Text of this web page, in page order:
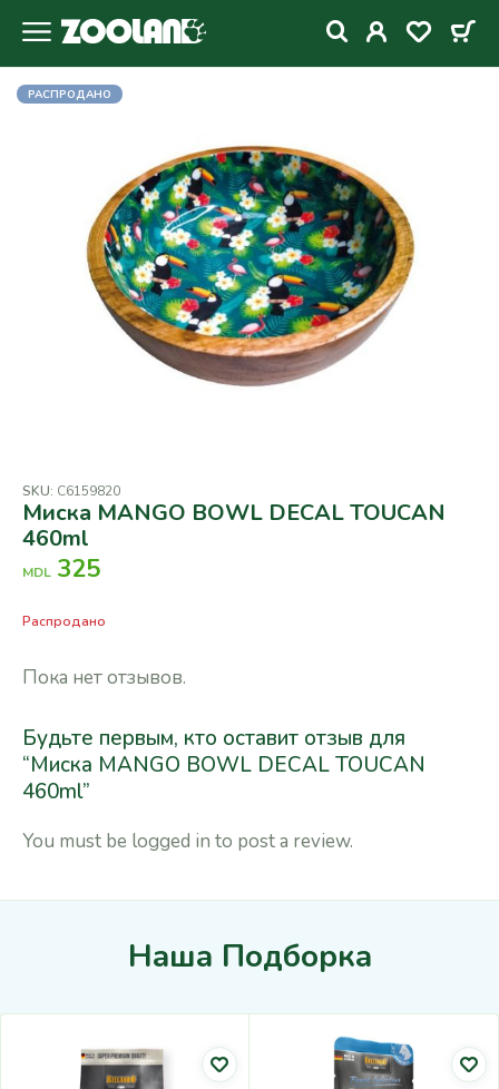
РАСПРОДАНО
SKU: C6159820
Миска MANGO BOWL DECAL TOUCAN
460ml
MDL 325
Распродано
Пока нет отзывов.
Будьте первым, кто оставит отзыв для
“Миска MANGO BOWL DECAL TOUCAN
460ml”
You must be logged in to post a review.
Наша Подборка